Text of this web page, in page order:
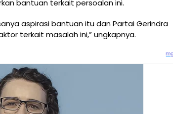
bantuan terkait persoalan ini.
aspirasi bantuan itu dan Partai Gerindra
terkait masalah ini,” ungkapnya.